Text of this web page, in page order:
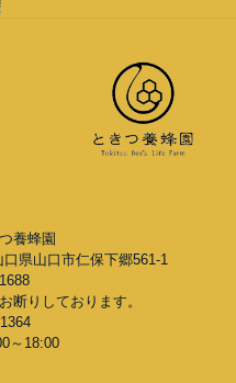
養蜂園
県山口市仁保下郷561-1
断りしております。
～18:00